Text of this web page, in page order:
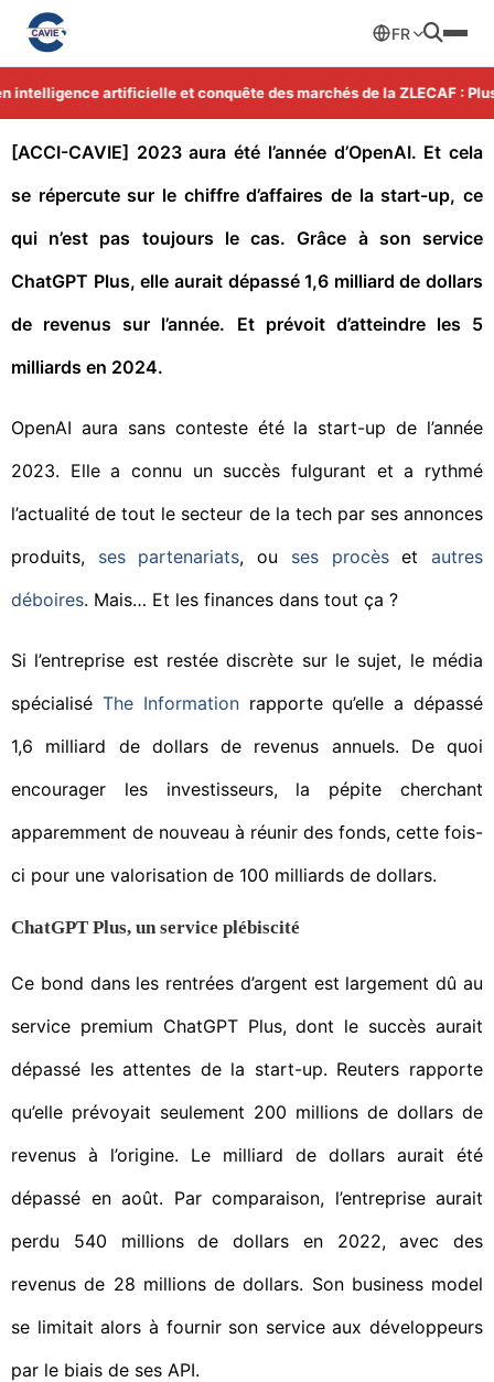
artificielle et conquête des marchés de la ZLECAF : Plus
FR
[ACCI-CAVIE] 2023 aura été l’année d’OpenAI. Et cela
se répercute sur le chiffre d’affaires de la start-up, ce
qui n’est pas toujours le cas. Grâce à son service
ChatGPT Plus, elle aurait dépassé 1,6 milliard de dollars
de revenus sur l’année. Et prévoit d’atteindre les 5
milliards en 2024.
OpenAI aura sans conteste été la start-up de l’année
2023. Elle a connu un succès fulgurant et a rythmé
l’actualité de tout le secteur de la tech par ses annonces
produits, ses partenariats, ou ses procèsetautres
déboires. Mais… Et les finances dans tout ça ?
Si l’entreprise est restée discrète sur le sujet, le média
spécialisé The Informationrapporte qu’elle a dépassé
1,6 milliard de dollars de revenus annuels. De quoi
encourager les investisseurs, la pépite cherchant
apparemment de nouveau à réunir des fonds, cette fois-
ci pour une valorisation de 100 milliards de dollars.
ChatGPT Plus, un service plébiscité
Ce bond dans les rentrées d’argent est largement dû au
service premium ChatGPT Plus, dont le succès aurait
dépassé les attentes de la start-up. Reuters rapporte
qu’elle prévoyait seulement 200 millions de dollars de
revenus à l’origine. Le milliard de dollars aurait été
dépassé en août. Par comparaison, l’entreprise aurait
perdu 540 millions de dollars en 2022, avec des
revenus de 28 millions de dollars. Son business model
se limitait alors à fournir son service aux développeurs
par le biais de ses API.